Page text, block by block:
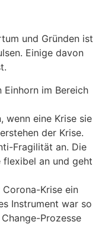
und Gründen ist
Einige davon
im Bereich
wenn eine Krise sie
der Krise.
Fragilität an. Die
flexibel an und geht
Corona-Krise ein
Instrument war so
Prozesse